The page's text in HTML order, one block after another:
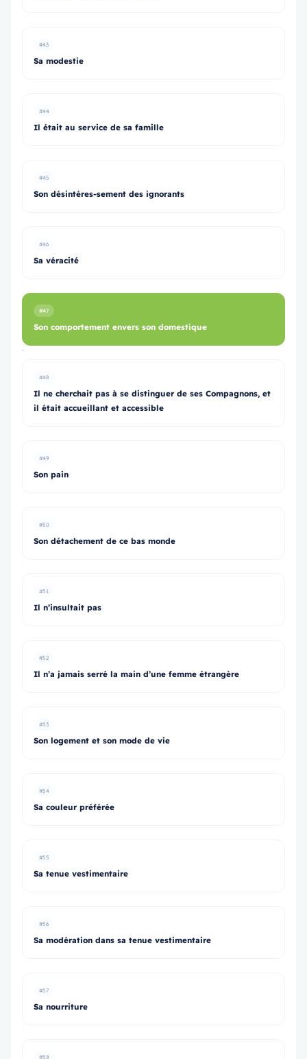
#43
Sa modestie
#44
Il était au service de sa famille
#45
Son désintéres-sement des ignorants
#46
Sa véracité
#47
Son comportement envers son domestique
#48
Il ne cherchait pas à se distinguer de ses Compagnons, et
il était accueillant et accessible
#49
Son pain
#50
Son détachement de ce bas monde
#51
Il n’insultait pas
#52
Il n’a jamais serré la main d’une femme étrangère
#53
Son logement et son mode de vie
#54
Sa couleur préférée
#55
Sa tenue vestimentaire
#56
Sa modération dans sa tenue vestimentaire
#57
Sa nourriture
#58